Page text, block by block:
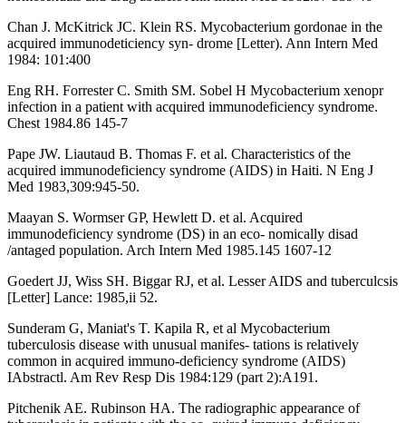
Chan J. McKitrick JC. Klein RS. Mycobacterium gordonae in the
acquired immunodeticiency syn- drome [Letter). Ann Intern Med
1984: 101:400
Eng RH. Forrester C. Smith SM. Sobel H Mycobacterium xenopr
infection in a patient with acquired immunodeficiency syndrome.
Chest 1984.86 145-7
Pape JW. Liautaud B. Thomas F. et al. Characteristics of the
acquired immunodeficiency syndrome (AIDS) in Haiti. N Eng J
Med 1983,309:945-50.
Maayan S. Wormser GP, Hewlett D. et al. Acquired
immunodeficiency syndrome (DS) in an eco- nomically disad
/antaged population. Arch Intern Med 1985.145 1607-12
Goedert JJ, Wiss SH. Biggar RJ, et al. Lesser AIDS and tuberculcsis
[Letter] Lance: 1985,ii 52.
Sunderam G, Maniat's T. Kapila R, et al Mycobacterium
tuberculosis disease with unusual manifes- tations is relatively
common in acquired immuno-deficiency syndrome (AIDS)
IAbstractl. Am Rev Resp Dis 1984:129 (part 2):A191.
Pitchenik AE. Rubinson HA. The radiographic appearance of